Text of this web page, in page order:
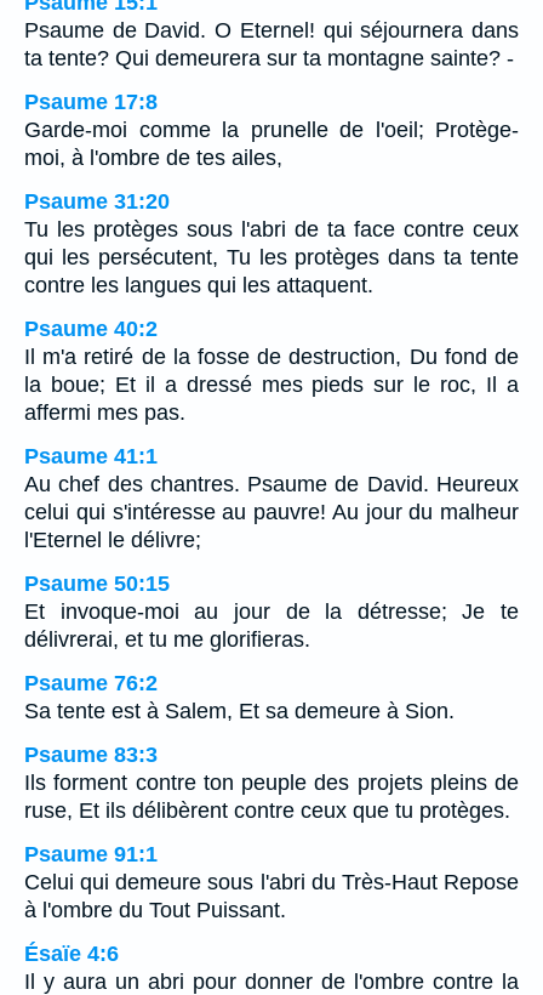
Psaume de David. O Eternel! qui séjournera dans
ta tente? Qui demeurera sur ta montagne sainte? -
Psaume 17:8
Garde-moi comme la prunelle de l'oeil; Protège-
moi, à l'ombre de tes ailes,
Psaume 31:20
Tu les protèges sous l'abri de ta face contre ceux
qui les persécutent, Tu les protèges dans ta tente
contre les langues qui les attaquent.
Psaume 40:2
Il m'a retiré de la fosse de destruction, Du fond de
la boue; Et il a dressé mes pieds sur le roc, Il a
affermi mes pas.
Psaume 41:1
Au chef des chantres. Psaume de David. Heureux
celui qui s'intéresse au pauvre! Au jour du malheur
l'Eternel le délivre;
Psaume 50:15
Et invoque-moi au jour de la détresse; Je te
délivrerai, et tu me glorifieras.
Psaume 76:2
Sa tente est à Salem, Et sa demeure à Sion.
Psaume 83:3
Ils forment contre ton peuple des projets pleins de
ruse, Et ils délibèrent contre ceux que tu protèges.
Psaume 91:1
Celui qui demeure sous l'abri du Très-Haut Repose
à l'ombre du Tout Puissant.
Ésaïe 4:6
Il y aura un abri pour donner de l'ombre contre la